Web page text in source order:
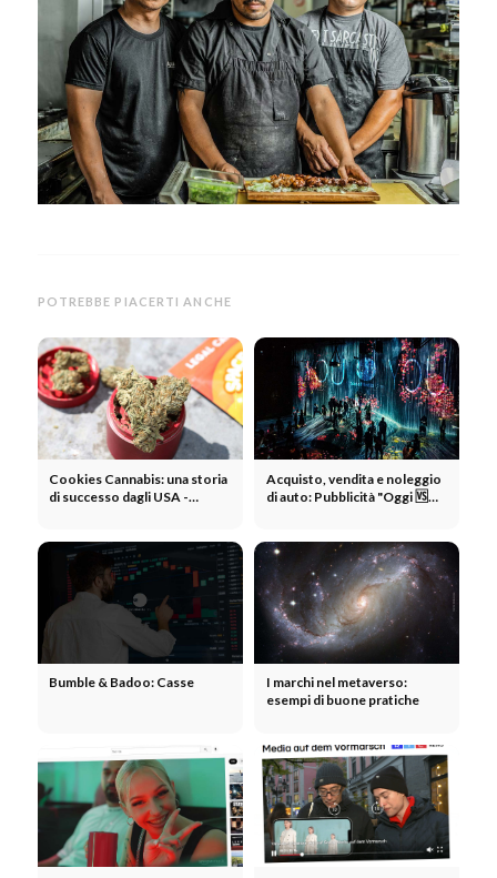
POTREBBE PIACERTI ANCHE
Cookies Cannabis: una storia
di successo dagli USA -
Acquisto, vendita e noleggio
di auto: Pubblicità "Oggi 🆚
Bumble & Badoo: Casse
I marchi nel metaverso:
esempi di buone pratiche